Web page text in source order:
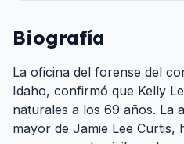
Biografía
La oficina del forense del
Idaho, confirmó que Kelly
naturales a los 69 años. La
mayor de Jamie Lee Curtis,